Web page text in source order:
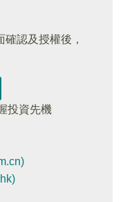
確認及授權後，
投資先機